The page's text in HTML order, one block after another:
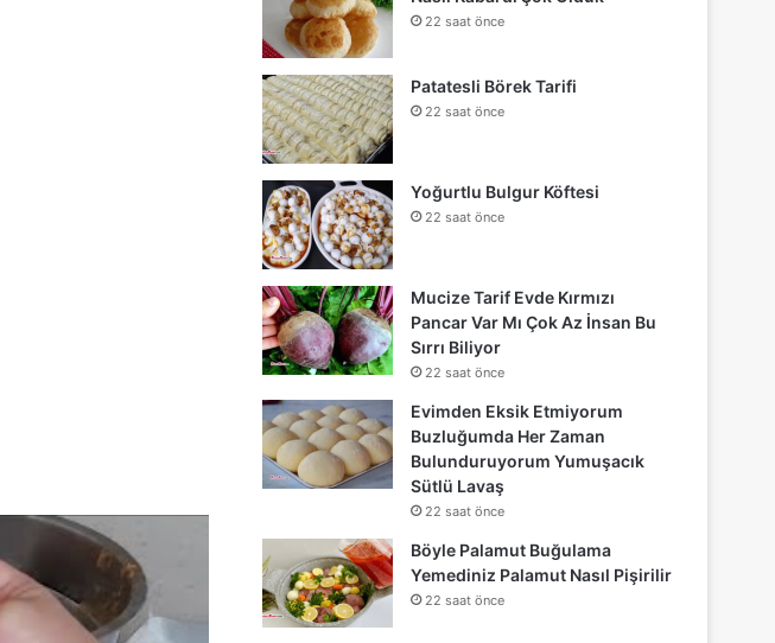
22 saat önce
Patatesli Börek Tarifi
22 saat önce
Yoğurtlu Bulgur Köftesi
22 saat önce
Mucize Tarif Evde Kırmızı
Pancar Var Mı Çok Az İnsan Bu
Sırrı Biliyor
22 saat önce
Evimden Eksik Etmiyorum
Buzluğumda Her Zaman
Bulunduruyorum Yumuşacık
Sütlü Lavaş
22 saat önce
Böyle Palamut Buğulama
Yemediniz Palamut Nasıl Pişirilir
22 saat önce